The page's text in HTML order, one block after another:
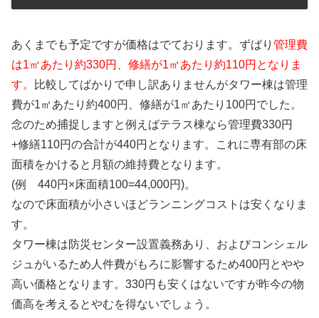
あくまでも予定ですが価格はでております。ずばり 管理費
は1㎡あたり約330円、修繕が1㎡あたり約110円となりま
す。
比較してばかりで申し訳ありませんがタワー棟は管理
費が1㎡あたり約400円、修繕が1㎡あたり100円でした。
念のため捕捉しますと例えばテラス棟なら管理費330円
+修繕110円の合計が440円となります。これに専有部の床
面積をかけると月額の維持費となります。
(例 440円×床面積100=44,000円)。
なので床面積が小さいほどランニングコストは安くなりま
す。
タワー棟は防災センター設置義務あり、およびコンシェル
ジュがいるため人件費がもろに影響するため400円とやや
高い価格となります。330円も安くはないですが昨今の物
価高を考えるとやむを得ないでしょう。